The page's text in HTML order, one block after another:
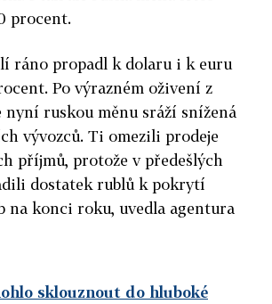
procent.
ráno propadl k dolaru i k euru
Po výrazném oživení z
ruskou měnu sráží snížená
vývozců. Ti omezili prodeje
příjmů, protože v předešlých
dostatek rublů k pokrytí
na konci roku, uvedla agentura
sklouznout do hluboké